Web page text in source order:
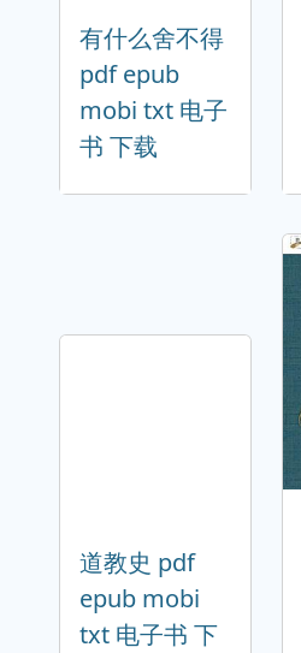
有什么舍不得
pdf epub
mobi txt 电子
书 下载
道教史 pdf
epub mobi
txt 电子书 下